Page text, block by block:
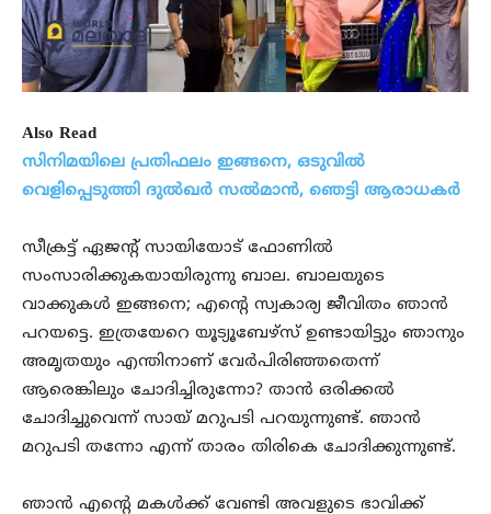
Also Read
സിനിമയിലെ പ്രതിഫലം ഇങ്ങനെ, ഒടുവില്‍
വെളിപ്പെടുത്തി ദുല്‍ഖര്‍ സല്‍മാന്‍, ഞെട്ടി ആരാധകര്‍
സീക്രട്ട് ഏജന്റ് സായിയോട് ഫോണിൽ
സംസാരിക്കുകയായിരുന്നു ബാല. ബാലയുടെ
വാക്കുകൾ ഇങ്ങനെ; എന്റെ സ്വകാര്യ ജീവിതം ഞാൻ
പറയട്ടെ. ഇത്രയേറെ യൂട്യൂബേഴ്‌സ് ഉണ്ടായിട്ടും ഞാനും
അമൃതയും എന്തിനാണ് വേർപിരിഞ്ഞതെന്ന്
ആരെങ്കിലും ചോദിച്ചിരുന്നോ? താൻ ഒരിക്കൽ
ചോദിച്ചുവെന്ന് സായ് മറുപടി പറയുന്നുണ്ട്. ഞാൻ
മറുപടി തന്നോ എന്ന് താരം തിരികെ ചോദിക്കുന്നുണ്ട്.
ഞാൻ എന്റെ മകൾക്ക് വേണ്ടി അവളുടെ ഭാവിക്ക്